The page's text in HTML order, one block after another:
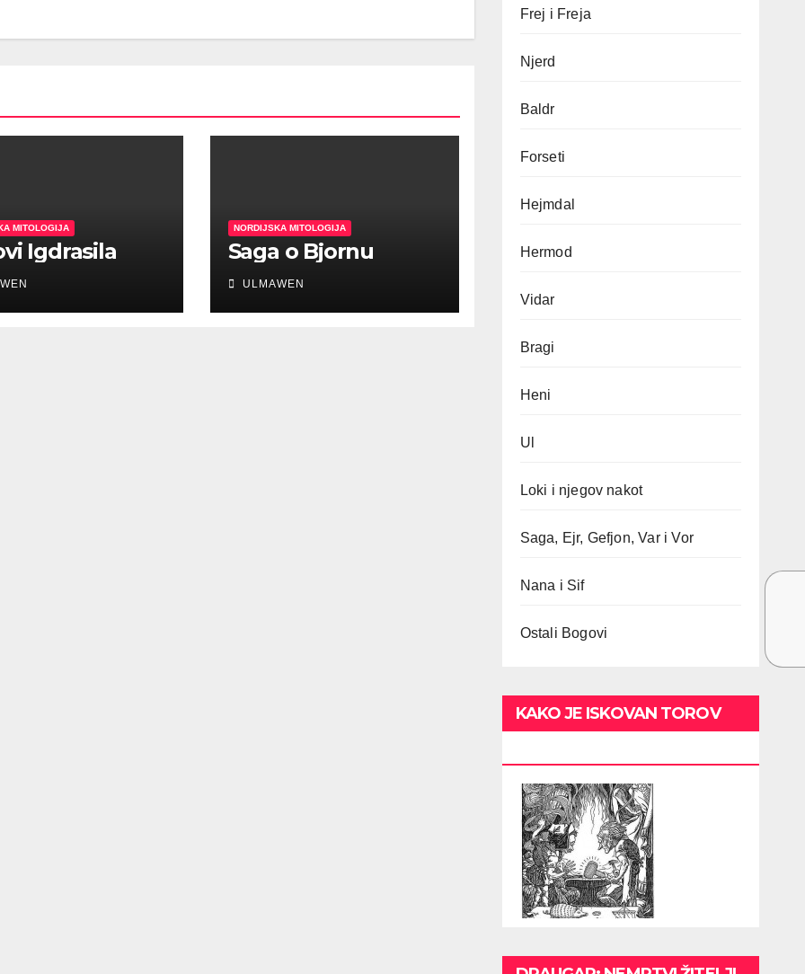
MITOLOGIJA
Igdrasila
NORDIJSKA MITOLOGIJA
Saga o Bjornu
ULMAWEN
Frej i Freja
Njerd
Baldr
Forseti
Hejmdal
Hermod
Vidar
Bragi
Heni
Ul
Loki i njegov nakot
Saga, Ejr, Gefjon, Var i Vor
Nana i Sif
Ostali Bogovi
KAKO JE ISKOVAN TOROV